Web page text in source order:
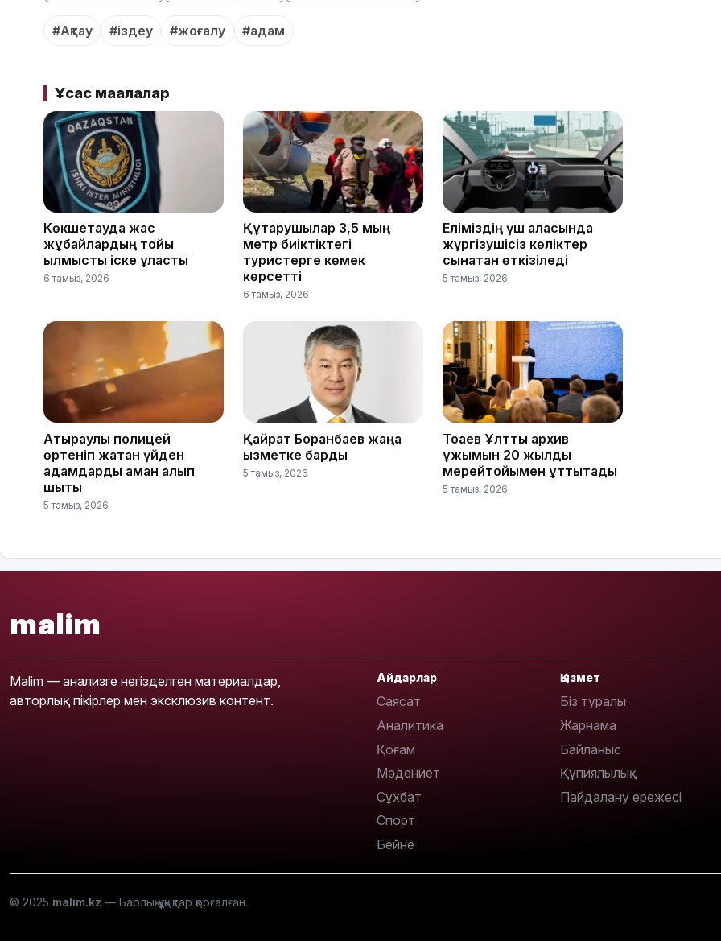
#Ақтау #іздеу #жоғалу #адам
Ұқсас мақалалар
Көкшетауда жас
жұбайлардың тойы
қылмыстық іске ұласты
6 тамыз, 2026
Құтқарушылар 3,5 мың
метр биіктіктегі
туристерге көмек
көрсетті
6 тамыз, 2026
Еліміздің үш қаласында
жүргізушісіз көліктер
сынақтан өткізіледі
5 тамыз, 2026
Атыраулық полицей
өртеніп жатқан үйден
адамдарды аман алып
шықты
5 тамыз, 2026
Қайрат Боранбаев жаңа
қызметке барды
5 тамыз, 2026
Тоқаев Ұлттық архив
ұжымын 20 жылдық
мерейтойымен құттықтады
5 тамыз, 2026
14:26
malim
Malim — анализге негізделген материалдар,
авторлық пікірлер мен эксклюзив контент.
Айдарлар
Саясат
Аналитика
Қоғам
Мәдениет
Сұхбат
Спорт
Бейне
Қызмет
Біз туралы
Жарнама
Байланыс
Құпиялылық
Пайдалану ережесі
© 2025 malim.kz — Барлық құқықтар қорғалған.